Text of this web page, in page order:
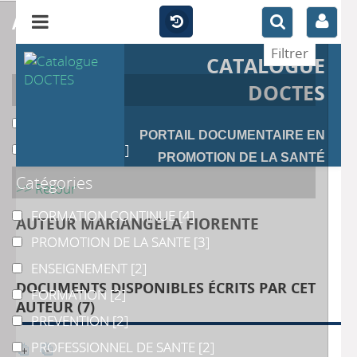
CATALOGUE
DOCTES
PORTAIL DOCUMENTAIRE EN
PROMOTION DE LA SANTÉ
>> Retour
AUTEUR MARIANGELA FIORENTE
DOCUMENTS DISPONIBLES ÉCRITS PAR CET
AUTEUR (7)
affiner
Auteur
Fiorente
Malengreaux
[3]
Catégories
FORMATION CONTINUE
FORMATION CONTINUE[4]
PROMOTION DE LA SANTE
PROMOTION DE LA SANTE [3]
ENSEIGNEMENT
ENSEIGNEMENT [2]
FORMATION
FORMATION [2]
PREVENTION
PREVENTION[2]
PROFESSIONNEL DE SANTE
PROFESSIONNEL DE SANTE [2]